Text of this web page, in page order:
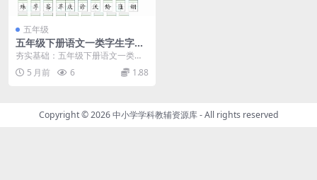
五年级
五年级下册语文一类字生字注
音练习题电子版同步专项训练
夯实基础：五年级下册语文一类字
生字注音专项练习 在小学高年级的
语文学习中，掌握生...
5 月前 6 1.88
Copyright © 2026中小学学科教辅资源库- All rights reserved